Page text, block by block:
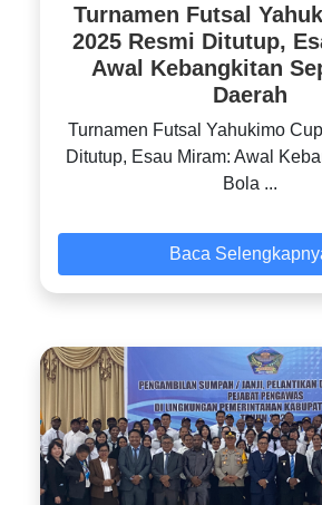
Turnamen Futsal
2025 Resmi Ditutup,
Awal Kebangkitan
Daerah
Turnamen Futsal Yahukimo
Ditutup, Esau Miram: Awal
Bola ...
Baca